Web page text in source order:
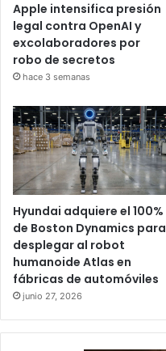
Apple intensifica presión
legal contra OpenAI y
excolaboradores por
robo de secretos
hace 3 semanas
Hyundai adquiere el 100%
de Boston Dynamics para
desplegar al robot
humanoide Atlas en
fábricas de automóviles
junio 27, 2026